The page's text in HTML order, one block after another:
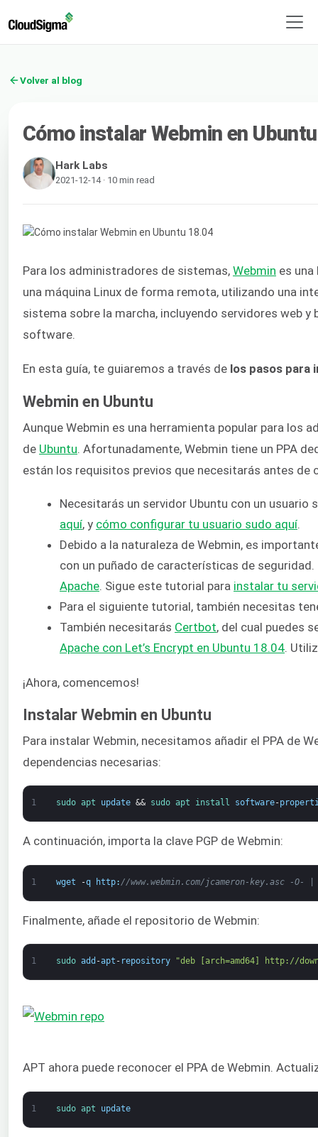
Volver al blog
Cómo instalar Webmin en
Hark Labs
2021-12-14 · 10 min read
Para los administradores de sistemas, Webmin es
una máquina Linux de forma remota, utilizando una
sistema sobre la marcha, incluyendo servidores web
software.
En esta guía, te guiaremos a través de los pasos para
Webmin en Ubuntu
Aunque Webmin es una herramienta popular para
de Ubuntu . Afortunadamente, Webmin tiene un PPA
están los requisitos previos que necesitarás antes de
Necesitarás un servidor Ubuntu con un
aquí, y cómo configurar tu usuario sudo aquí.
Debido a la naturaleza de Webmin, es
con un puñado de características de
Apache. Sigue este tutorial para instalar tu
Para el siguiente tutorial, también necesitas
También necesitarás Certbot, del cual puedes
Apache con Let’s Encrypt en Ubuntu 18.04.
¡Ahora, comencemos!
Instalar Webmin en Ubuntu
Para instalar Webmin, necesitamos añadir el PPA de
dependencias necesarias:
1 sudo apt update && sudo apt install software-
A continuación, importa la clave PGP de Webmin:
1 wget -q http: //www.webmin.com/jcameron-key.asc -O-
Finalmente, añade el repositorio de Webmin:
1 sudo add -apt - repository "deb [arch=amd64] http://
APT ahora puede reconocer el PPA de Webmin.
1 sudo apt update